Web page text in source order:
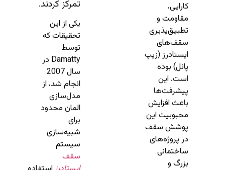
کارایی،
مقاومت و
تطبیق‌پذیری
سقف‌های
ایستادرز (زیپ
پانل) بوده
است. این
پیشرفت‌ها
باعث افزایش
محبوبیت این
پوشش سقف
در پروژه‌های
ساختمانی
بزرگ و
تمرکز کردند.
یکی از این
تحقیقات که
توسط
Damatty در
سال 2007
انجام شد، از
مدل‌سازی
المان محدود
برای
شبیه‌سازی
سیستم‌
سقف